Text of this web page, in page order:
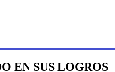
EN SUS LOGROS